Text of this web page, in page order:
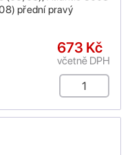
přední pravý
673 Kč
včetně DPH